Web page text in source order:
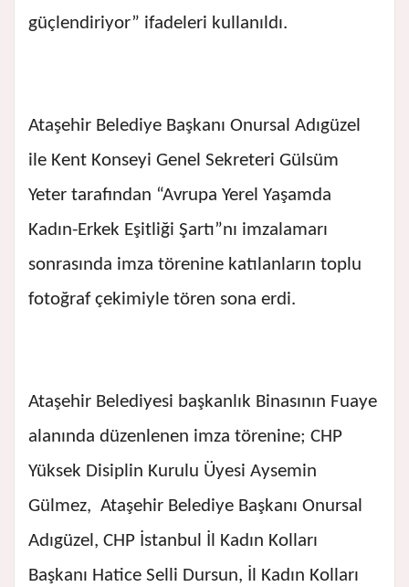
güçlendiriyor” ifadeleri kullanıldı.
Ataşehir Belediye Başkanı Onursal Adıgüzel
ile Kent Konseyi Genel Sekreteri Gülsüm
Yeter tarafından “Avrupa Yerel Yaşamda
Kadın-Erkek Eşitliği Şartı”nı imzalamarı
sonrasında imza törenine katılanların toplu
fotoğraf çekimiyle tören sona erdi.
Ataşehir Belediyesi başkanlık Binasının Fuaye
alanında düzenlenen imza törenine; CHP
Yüksek Disiplin Kurulu Üyesi Aysemin
Gülmez, Ataşehir Belediye Başkanı Onursal
Adıgüzel, CHP İstanbul İl Kadın Kolları
Başkanı Hatice Selli Dursun, İl Kadın Kolları